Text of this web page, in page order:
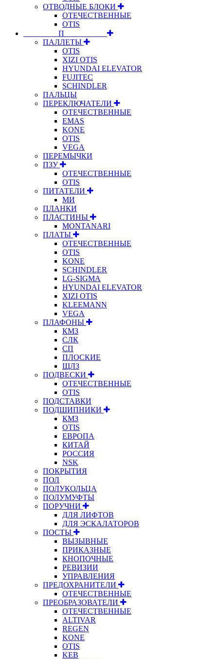
ОТВОДНЫЕ БЛОКИ
ОТЕЧЕСТВЕННЫЕ
OTIS
⠀⠀⠀⠀⠀⠀П⠀⠀⠀⠀⠀⠀⠀
ПАЛЛЕТЫ
OTIS
XIZI OTIS
HYUNDAI ELEVATOR
FUJITEC
SCHINDLER
ПАЛЬЦЫ
ПЕРЕКЛЮЧАТЕЛИ
ОТЕЧЕСТВЕННЫЕ
EMAS
KONE
OTIS
VEGA
ПЕРЕМЫЧКИ
ПЗУ
ОТЕЧЕСТВЕННЫЕ
OTIS
ПИТАТЕЛИ
МИ
ПЛАНКИ
ПЛАСТИНЫ
MONTANARI
ПЛАТЫ
ОТЕЧЕСТВЕННЫЕ
OTIS
KONE
SCHINDLER
LG-SIGMA
HYUNDAI ELEVATOR
XIZI OTIS
KLEEMANN
VEGA
ПЛАФОНЫ
КМЗ
СЛК
СП
ПЛОСКИЕ
ЩЛЗ
ПОДВЕСКИ
ОТЕЧЕСТВЕННЫЕ
OTIS
ПОДСТАВКИ
ПОДШИПНИКИ
КМЗ
OTIS
ЕВРОПА
КИТАЙ
РОССИЯ
NSK
ПОКРЫТИЯ
ПОЛ
ПОЛУКОЛЬЦА
ПОЛУМУФТЫ
ПОРУЧНИ
ДЛЯ ЛИФТОВ
ДЛЯ ЭСКАЛАТОРОВ
ПОСТЫ
ВЫЗЫВНЫЕ
ПРИКАЗНЫЕ
КНОПОЧНЫЕ
РЕВИЗИИ
УПРАВЛЕНИЯ
ПРЕДОХРАНИТЕЛИ
ОТЕЧЕСТВЕННЫЕ
ПРЕОБРАЗОВАТЕЛИ
ОТЕЧЕСТВЕННЫЕ
ALTIVAR
REGEN
KONE
OTIS
KEB